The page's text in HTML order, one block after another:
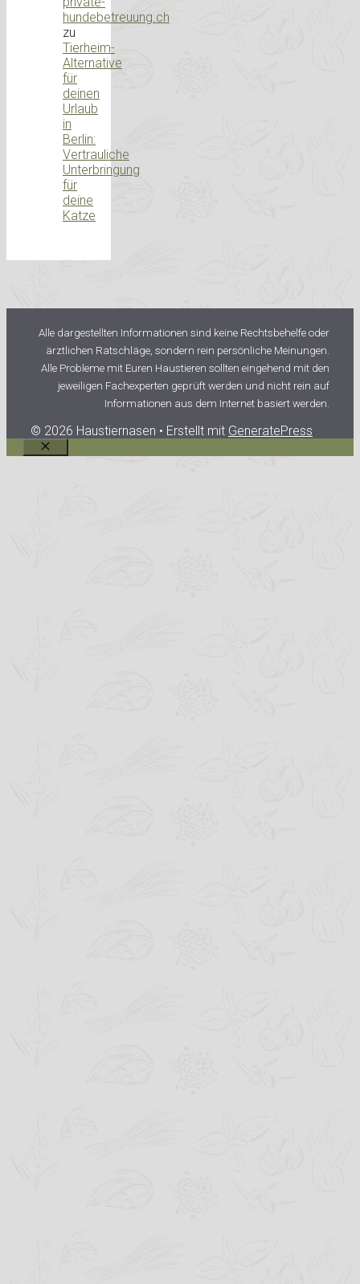
hundebetreuung.ch
zu
Tierheim-
Alternative
für
deinen
Urlaub
in
Berlin:
Vertrauliche
Unterbringung
für
deine
Katze
Alle dargestellten Informationen sind keine Rechtsbehelfe oder
ärztlichen Ratschläge, sondern rein persönliche Meinungen.
Alle Probleme mit Euren Haustieren sollten eingehend mit den
jeweiligen Fachexperten geprüft werden und nicht rein auf
Informationen aus dem Internet basiert werden.
© 2026 Haustiernasen • Erstellt mit GeneratePress
Schließen